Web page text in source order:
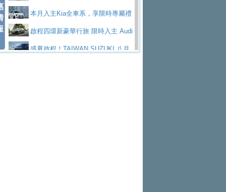
秒的實力
為JAGUAR TYPE 01
終於跟上進度，LEXUS發表首款三
排六座純電旗艦休旅 TZ
有錢也買不到的Golf R！福斯打造
全新Golf R 24h賽車將挑戰紐柏林24小時耐
SKODA公布全新小型純電跨界休旅
陪爸爸輕鬆
算圓夢」專案和運租車榮獲國家品牌玉山獎 以智
慧移動與綠能創新
Volvo Trucks 承諾成為高科技供應
鏈的可靠夥伴XFORCE攜手臺南祀典大天后宮 試
入主即享尊榮豪華五星假期 多元優購方案
同步實施
本月入主Kia全車系，享限時專屬禮
遇 啟程四環新豪華行旅 限時入主 Audi
A6 旗艦陣容 低月付5,888元起及3 年乙式險
盛夏啟程！TAIWAN SUZUKI 八月